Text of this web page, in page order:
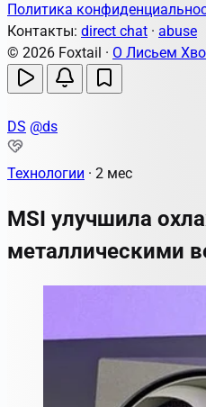
Политика
Контакты: direct chat · abuse
© 2026 Foxtail · О Лисьем
DS @ds
Технологии · 2 мес
MSI улучшила
металлическими